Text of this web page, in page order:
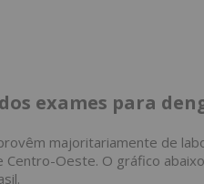
exames para
majoritariamente de
Centro-Oeste. O gráfico